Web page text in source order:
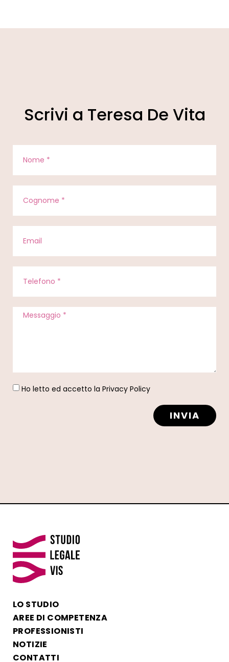
Scrivi a Teresa De Vita
Ho letto ed accetto la Privacy Policy
INVIA
LO STUDIO
AREE DI COMPETENZA
PROFESSIONISTI
NOTIZIE
CONTATTI